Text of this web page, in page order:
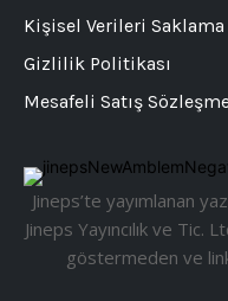
Jineps’te yayımlanan
Jineps Yayıncılık ve Tic.
göstermeden ve
Kişisel Verileri
Gizlilik Politikası
Mesafeli Satış